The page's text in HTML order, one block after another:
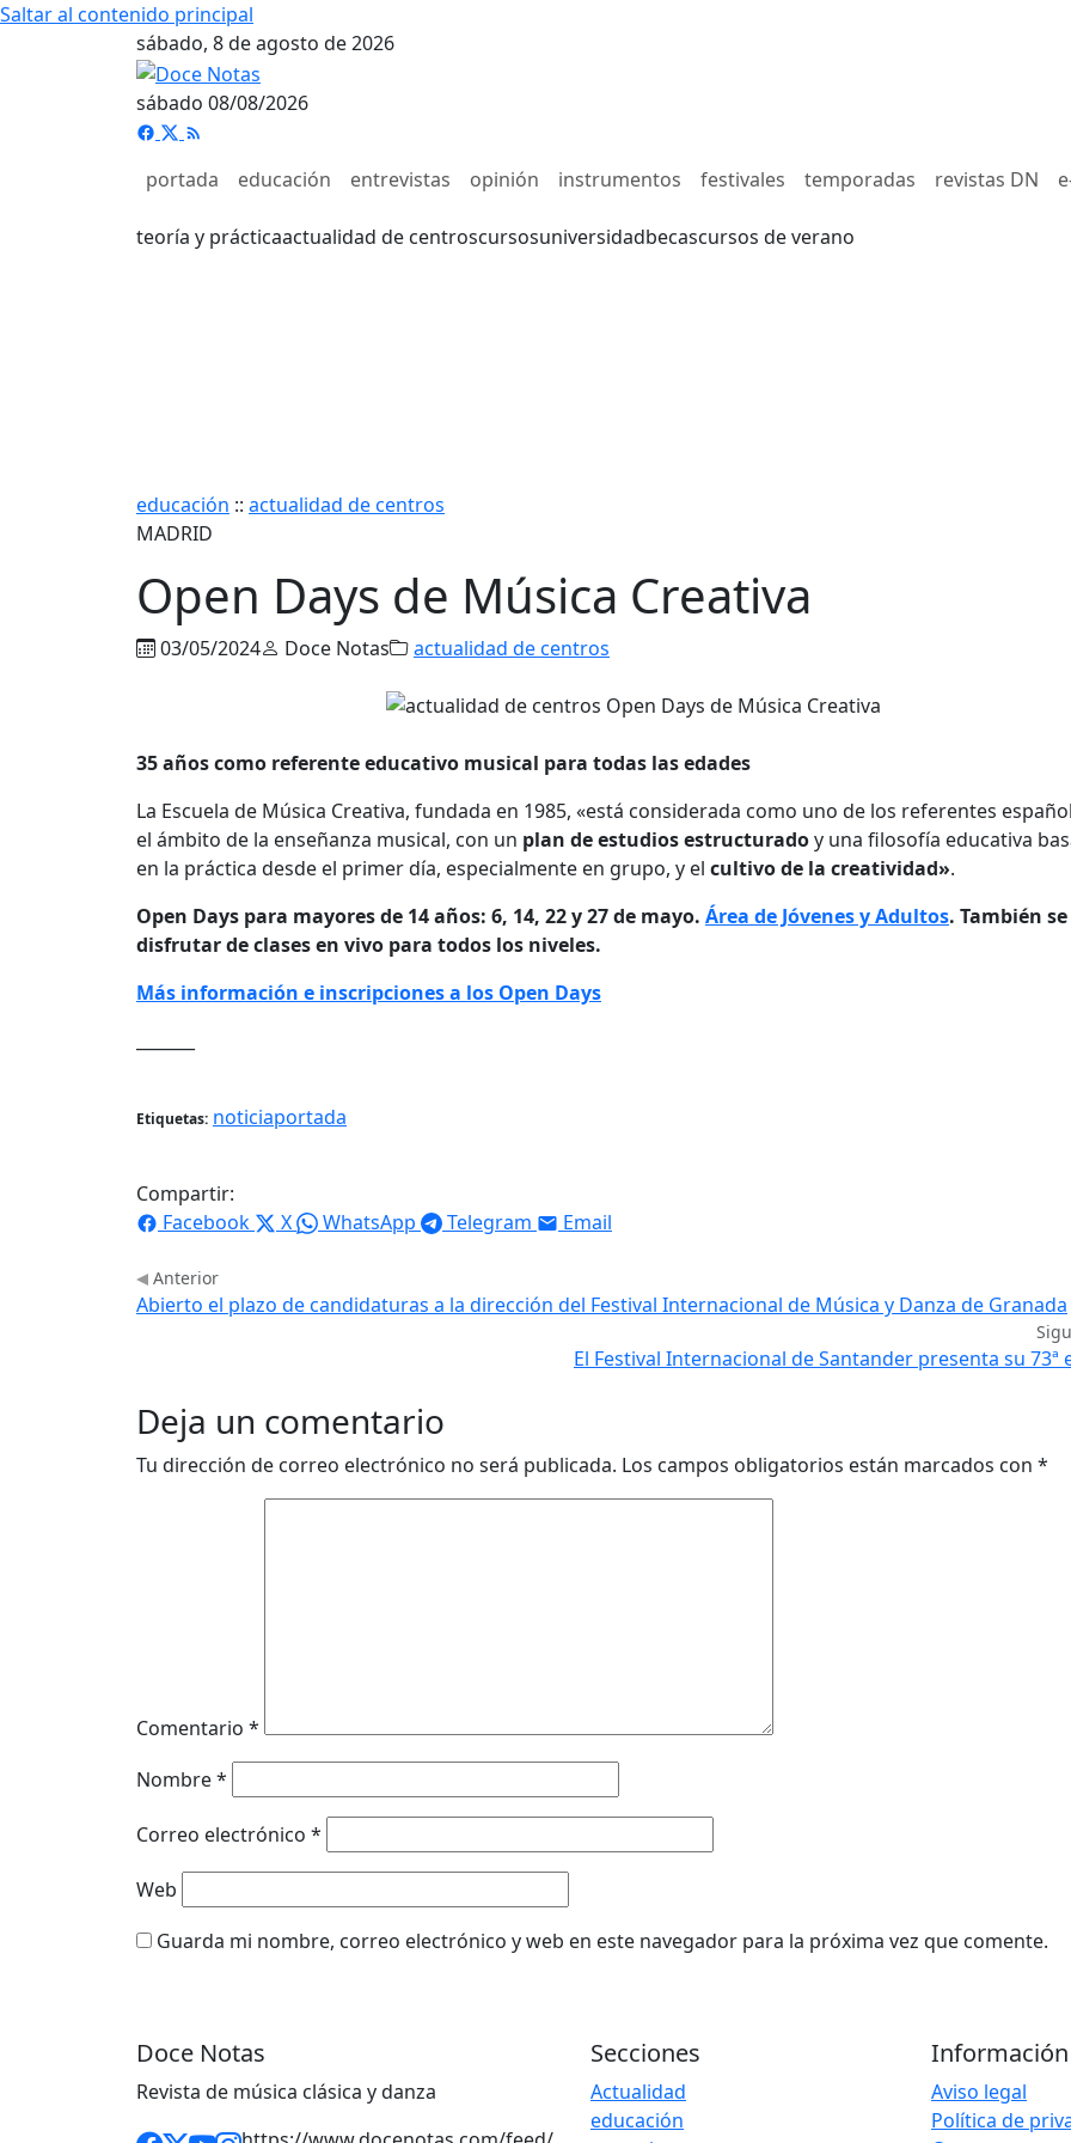
Saltar al contenido principal
sábado, 8 de agosto de 2026
sábado 08/08/2026
portada educación entrevistas opinión instrumentos festivales temporadas revistas DN
teoría y prácticaactualidad de centroscursosuniversidadbecascursos de verano
educación :: actualidad de centros
MADRID
Open Days de Música Creativa
03/05/2024 Doce Notas actualidad de centros
35 años como referente educativo musical para todas las edades
La Escuela de Música Creativa, fundada en 1985, «está considerada como uno de los referentes
el ámbito de la enseñanza musical, con un plan de estudios estructuradoy una filosofía educativa
en la práctica desde el primer día, especialmente en grupo, y el cultivo de la creatividad».
Open Days para mayores de 14 años: 6, 14, 22 y 27 de mayo. Área de Jóvenes y Adultos. También
disfrutar de clases en vivo para todos los niveles.
Más información e inscripciones a los Open Days
Etiquetas: noticiaportada
Compartir:
Facebook
X WhatsApp Telegram Email
Anterior
Abierto el plazo de candidaturas a la dirección del Festival Internacional de Música y Danza de Granada
El Festival Internacional de Santander presenta su 73ª
Deja un comentario
Tu dirección de correo electrónico no será publicada. Los campos obligatorios están marcados con *
Comentario *
Nombre*
Correo electrónico *
Web
Guarda mi nombre, correo electrónico y web en este navegador para la próxima vez que comente.
Doce Notas
Revista de música clásica y danza
Secciones
Actualidad
educación
Información
Aviso legal
Política de